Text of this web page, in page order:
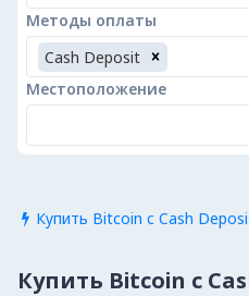
Методы оплаты
Cash Deposit
Местоположение
 Купить Bitcoin с Cash
Купить Bitcoin с